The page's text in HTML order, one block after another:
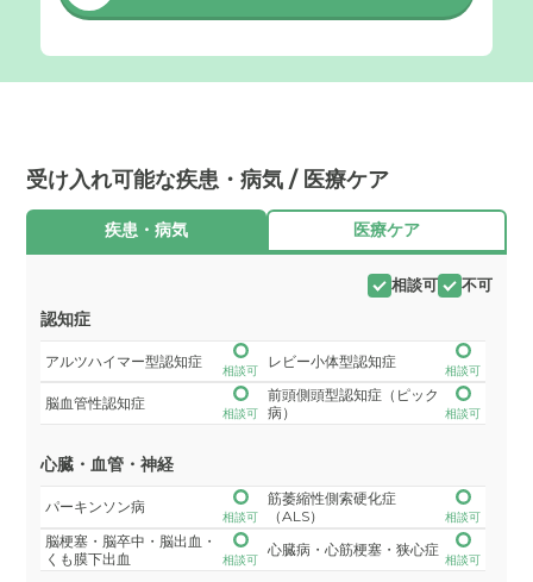
受け入れ可能な疾患・病気 / 医療ケア
疾患・病気 医療ケア
相談可 不可
認知症
アルツハイマー型認知症
相談可
レビー小体型認知症
相談可
脳血管性認知症
相談可
前頭側頭型認知症（ピック
病）
相談可
心臓・血管・神経
パーキンソン病
相談可
筋萎縮性側索硬化症
（ALS）
相談可
脳梗塞・脳卒中・脳出血・
くも膜下出血
相談可
心臓病・心筋梗塞・狭心症
相談可